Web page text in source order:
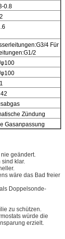
0.8
2
4 Für
2
1
Zündung
Gasanpassung
geändert.
klar.
wäre das Bad freier
Doppelsonde-
zu schützen.
würde die
erzielt.